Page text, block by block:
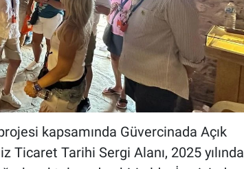
kapsamında Güvercinada Açık
Ticaret Tarihi Sergi Alanı, 2025 yılında